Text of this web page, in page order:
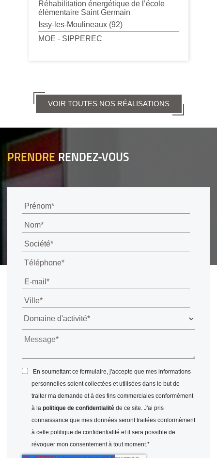
Réhabilitation énergétique de l’école
élémentaire Saint Germain
Issy-les-Moulineaux (92)
MOE - SIPPEREC
VOIR TOUTES NOS RÉALISATIONS
PRENDRE RENDEZ-VOUS
En soumettant ce formulaire, j'accepte que mes informations
personnelles soient collectées et utilisées dans le but de
traiter ma demande et à des fins commerciales conformément
à la politique de confidentialité de ce site. J'ai pris
connaissance que mes données seront traitées conformément
à cette politique de confidentialité et il sera possible de
révoquer mon consentement à tout moment.*